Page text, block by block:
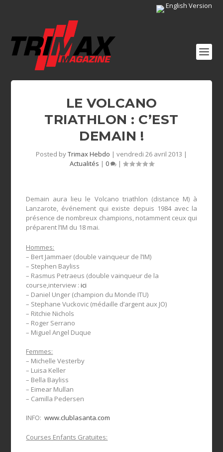
English Version
LE VOLCANO
TRIATHLON : C’EST
DEMAIN !
Posted byTrimax Hebdo | vendredi 26 avril 2013 |
Actualités | 0 |
Demain aura lieu le Volcano triathlon (distance M) à
Lanzarote, événement qui existe depuis 1984 avec la
présence de nombreux champions, notamment ceux qui
préparent l’IM du 18 mai.
Hommes:
– Bert Jammaer (double vainqueur de l’IM)
– Stephen Bayliss
– Rasmus Petraeus (double vainqueur de la
course,interview :ici
– Daniel Unger (champion du Monde ITU)
– Stephane Vuckovic (médaille d’argent aux JO)
– Ritchie Nichols
– Roger Serrano
– Miguel Angel Duque
Femmes:
– Michelle Vesterby
– Luisa Keller
– Bella Bayliss
– Eimear Mullan
– Camilla Pedersen
INFO:www.clublasanta.com
Courses Enfants Gratuites: